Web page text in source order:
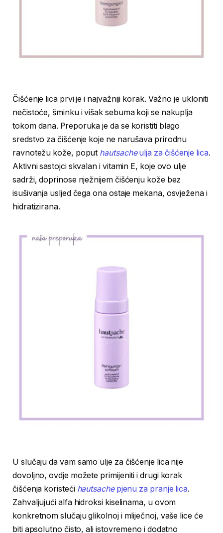
Čišćenje lica prvi je i najvažniji korak. Važno je ukloniti
nečistoće, šminku i višak sebuma koji se nakuplja
tokom dana. Preporuka je da se koristiti blago
sredstvo za čišćenje koje ne narušava prirodnu
ravnotežu kože, poput hautsacheulja za čišćenje lica.
Aktivni sastojci skvalan i vitamin E, koje ovo ulje
sadrži, doprinose nježnijem čišćenju kože bez
isušivanja usljed čega ona ostaje mekana, osvježena i
hidratizirana.
U slučaju da vam samo ulje za čišćenje lica nije
dovoljno, ovdje možete primijeniti i drugi korak
čišćenja koristeći hautsachepjenu za pranje lica.
Zahvaljujući alfa hidroksi kiselinama, u ovom
konkretnom slučaju glikolnoj i mliječnoj, vaše lice će
biti apsolutno čisto, ali istovremeno i dodatno